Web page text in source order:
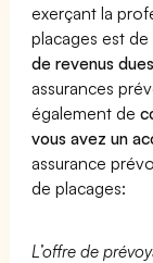
exerçant la
placages est de
de revenus
assurances
également de
vous avez un
assurance
de placages:
L’offre de